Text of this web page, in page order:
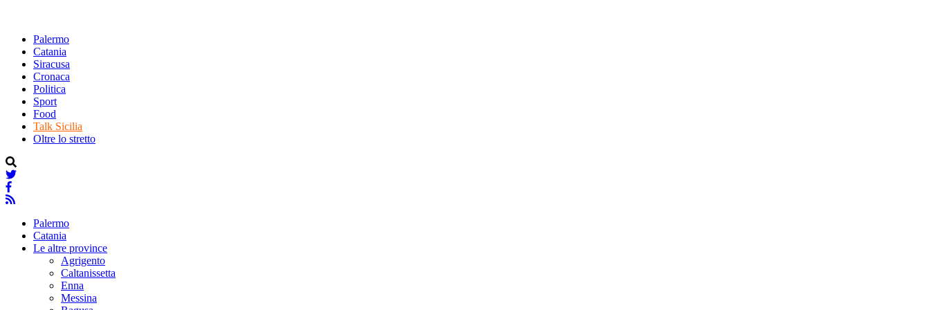
Palermo
Catania
Siracusa
Cronaca
Politica
Sport
Food
Talk Sicilia
Oltre lo stretto
Palermo
Catania
Le altre province
Agrigento
Caltanissetta
Enna
Messina